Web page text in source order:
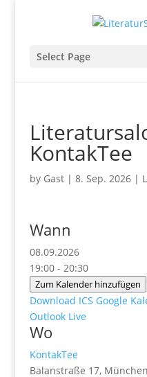
Select Page
KontakTee
by Gast| 8. Sep. 2026|
Wann
08.09.2026
19:00 - 20:30
Zum Kalender hinzufügen
Download ICS Google
Outlook Live
Wo
KontakTee
Balanstraße 17,